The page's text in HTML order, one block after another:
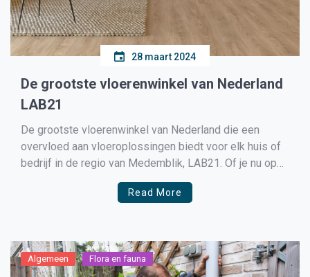
28 maart 2024
De grootste vloerenwinkel van Nederland
LAB21
De grootste vloerenwinkel van Nederland die een
overvloed aan vloeroplossingen biedt voor elk huis of
bedrijf in de regio van Medemblik, LAB21. Of je nu op
zoek bent naar de warmte van hardhout, de
veelzijdigheid van laminaat, de duurzaamheid van PVC
Read More
Algemeen Flora en fauna